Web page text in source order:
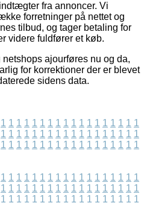
fra annoncer. Vi
forretninger på nettet og
tilbud, og tager betaling for
videre fuldfører et køb.
ajourføres nu og da,
for korrektioner der er blevet
sidens data.
1 1 1 1 1 1 1 1 1 1 1 1 1 1 1 1 1 1
1 1 1 1 1 1 1 1 1 1 1 1 1 1 1 1 1 1
1 1 1 1 1 1 1 1 1 1 1 1 1 1 1 1 1 1
1 1 1 1 1 1 1 1 1 1 1 1 1 1 1 1 1 1
1 1 1 1 1 1 1 1 1 1 1 1 1 1 1 1 1 1
1 1 1 1 1 1 1 1 1 1 1 1 1 1 1 1 1 1